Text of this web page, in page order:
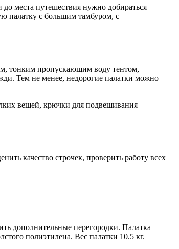
места путешествия нужно добираться
палатку с большим тамбуром, с
тонким пропускающим воду тентом,
Тем не менее, недорогие палатки можно
вещей, крючки для подвешивания
качество строчек, проверить работу всех
дополнительные перегородки. Палатка
полиэтилена. Вес палатки 10.5 кг.